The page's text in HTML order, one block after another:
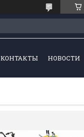
КОНТАКТЫ НОВОСТИ